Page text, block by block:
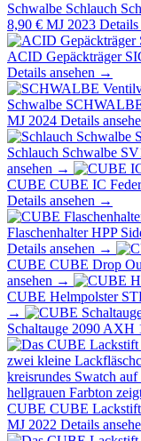
Schwalbe Schlauch
8,90 € MJ 2023
ACID Gepäckträger
Details ansehen →
Schwalbe
MJ 2024 Details
Schlauch Schwalbe
ansehen →
CUBE CUBE IC
Details ansehen →
Flaschenhalter HPP
Details ansehen →
CUBE CUBE Drop
ansehen →
CUBE Helmpolster
→
Schaltauge 2090 AXH
CUBE CUBE
MJ 2022 Details